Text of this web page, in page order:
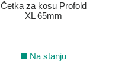
Četka za kosu Profold
XL 65mm
Na stanju